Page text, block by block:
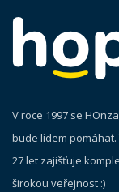
V roce 1997 se
bude lidem pomáhat.
27 let zajišťuje
širokou veřejnost :)